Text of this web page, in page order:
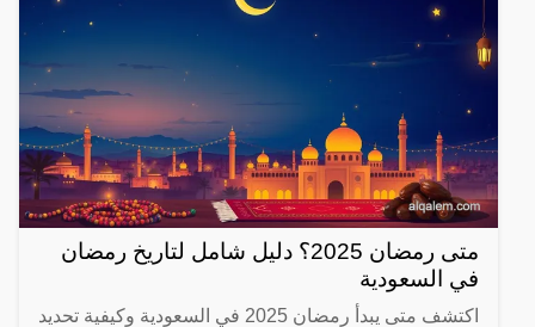
متى رمضان 2025؟ دليل شامل لتاريخ رمضان
في السعودية
اكتشف متى يبدأ رمضان 2025 في السعودية وكيفية تحديد